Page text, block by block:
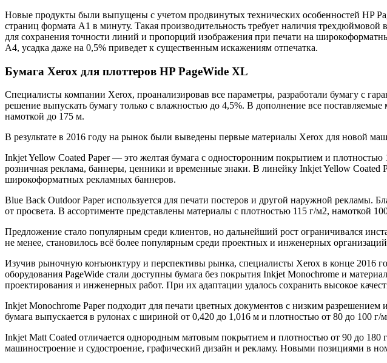
Новые продукты были выпущены с учетом продвинутых технических особенностей HP
страниц формата A1 в минуту. Такая производительность требует наличия
для сохранения точности линий и пропорций изображения при печати на
А4, усадка даже на 0,5% приведет к существенным искажениям отпечатка.
Бумага Xerox для плоттеров HP PageWide XL
Специалисты компании Xerox, проанализировав все параметры, разработали бумагу с
решение выпускать бумагу только с влажностью до 4,5%. В дополнение все
намоткой до 175 м.
В результате в 2016 году на рынок были выведены первые материалы Xerox для новой
Inkjet Yellow Coated Paper — это желтая бумага с односторонним покрытием и
розничная реклама, баннеры, ценники и временные знаки. В линейку Inkjet Yellow
широкоформатных рекламных баннеров.
Blue Back Outdoor Paper используется для печати постеров и другой наружной рекламы.
от просвета. В ассортименте представлены материалы с плотностью 115 г/м2, намоткой
Предложение стало популярным среди клиентов, но дальнейший рост ограничивался
не менее, становилось всё более популярным среди проектных и инженерных
Изучив рыночную конъюнктуру и перспективы рынка, специалисты Xerox в конце 2016
оборудования PageWide стали доступны бумага без покрытия Inkjet Monochrome и
проектирования и инженерных работ. При их адаптации удалось сохранить высокое
Inkjet Monochrome Paper подходит для печати цветных документов с низким
бумага выпускается в рулонах с шириной от 0,420 до 1,016 м и плотностью от 80 до 100
Inkjet Matt Coated отличается однородным матовым покрытием и плотностью от 90 до
машиностроение и судостроение, графический дизайн и рекламу. Новыми позициями в